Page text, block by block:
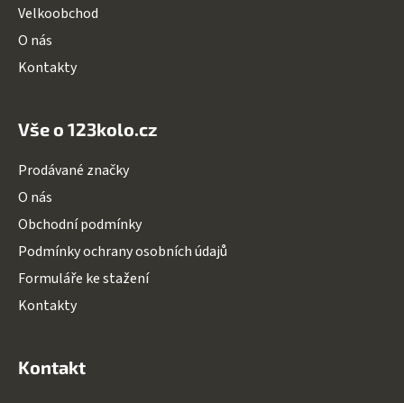
Velkoobchod
O nás
Kontakty
Vše o 123kolo.cz
Prodávané značky
O nás
Obchodní podmínky
Podmínky ochrany osobních údajů
Formuláře ke stažení
Kontakty
Kontakt